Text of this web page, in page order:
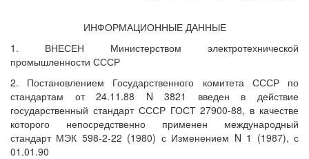
ИНФОРМАЦИОННЫЕ ДАННЫЕ
1. ВНЕСЕН Министерством электротехнической
промышленности СССР
2. Постановлением Государственного комитета СССР по
стандартам от 24.11.88 N 3821 введен в действие
государственный стандарт СССР ГОСТ 27900-88, в качестве
которого непосредственно применен международный
стандарт МЭК 598-2-22 (1980) с Изменением N 1 (1987), с
01.01.90